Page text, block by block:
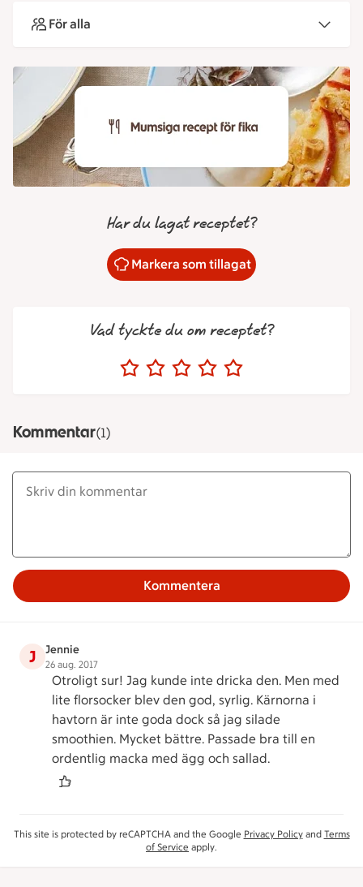
För alla
Har du lagat receptet?
Markera som tillagat
Vad tyckte du om receptet?
Kommentar(1)
Kommentera
J Jennie
26 aug. 2017
Otroligt sur! Jag kunde inte dricka den. Men med
lite florsocker blev den god, syrlig. Kärnorna i
havtorn är inte goda dock så jag silade
smoothien. Mycket bättre. Passade bra till en
ordentlig macka med ägg och sallad.
This site is protected by reCAPTCHA and the Google Privacy Policyand Terms
of Service apply.